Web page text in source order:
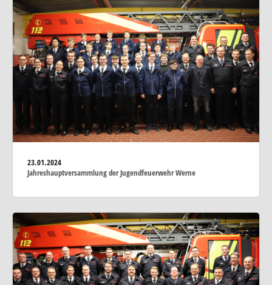
23.01.2024
Jahreshauptversammlung der Jugendfeuerwehr Werne